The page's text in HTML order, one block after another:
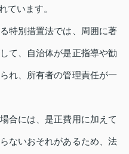
ています。
特別措置法では、周囲に著
て、自治体が是正指導や勧
れ、所有者の管理責任が一
合には、是正費用に加えて
ないおそれがあるため、法